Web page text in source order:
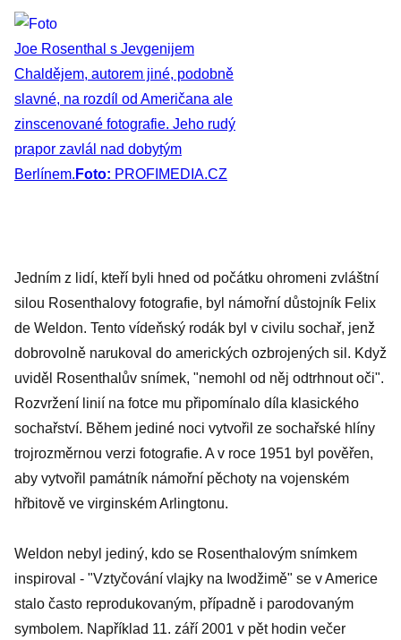
Joe Rosenthal s Jevgenijem
Chaldějem, autorem jiné, podobně
slavné, na rozdíl od Američana ale
zinscenované fotografie. Jeho rudý
prapor zavlál nad dobytým
Berlínem. Foto: PROFIMEDIA.CZ
Jedním z lidí, kteří byli hned od počátku ohromeni zvláštní
silou Rosenthalovy fotografie, byl námořní důstojník Felix
de Weldon. Tento vídeňský rodák byl v civilu sochař, jenž
dobrovolně narukoval do amerických ozbrojených sil. Když
uviděl Rosenthalův snímek, "nemohl od něj odtrhnout oči".
Rozvržení linií na fotce mu připomínalo díla klasického
sochařství. Během jediné noci vytvořil ze sochařské hlíny
trojrozměrnou verzi fotografie. A v roce 1951 byl pověřen,
aby vytvořil památník námořní pěchoty na vojenském
hřbitově ve virginském Arlingtonu.
Weldon nebyl jediný, kdo se Rosenthalovým snímkem
inspiroval - "Vztyčování vlajky na Iwodžimě" se v Americe
stalo často reprodukovaným, případně i parodovaným
symbolem. Například 11. září 2001 v pět hodin večer